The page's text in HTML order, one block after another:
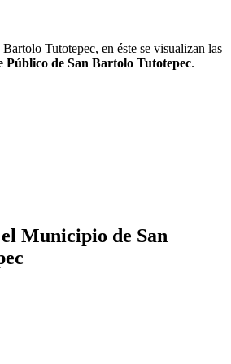
Tutotepec, en éste se visualizan las
Público de San Bartolo Tutotepec.
Municipio de San